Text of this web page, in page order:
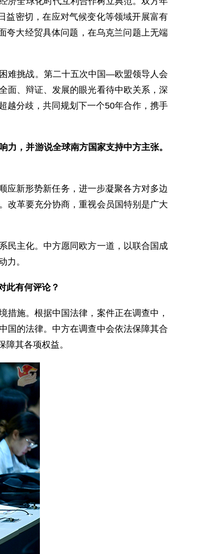
益密切，在应对气候变化等领域开展富有
夸大经贸具体问题，在乌克兰问题上无端
难挑战。第二十五次中国—欧盟领导人会
面、辩证、发展的眼光看待中欧关系，深
越分歧，共同规划下一个50年合作，携手
力，并游说全球南方国家支持中方主张。
应新形势新任务，进一步凝聚各方对多边
改革要充分协商，重视会员国特别是广大
民主化。中方愿同欧方一道，以联合国成
力。
此有何评论？
施。根据中国法律，案件正在调查中，
国的法律。中方在调查中会依法保障其合
其各项权益。